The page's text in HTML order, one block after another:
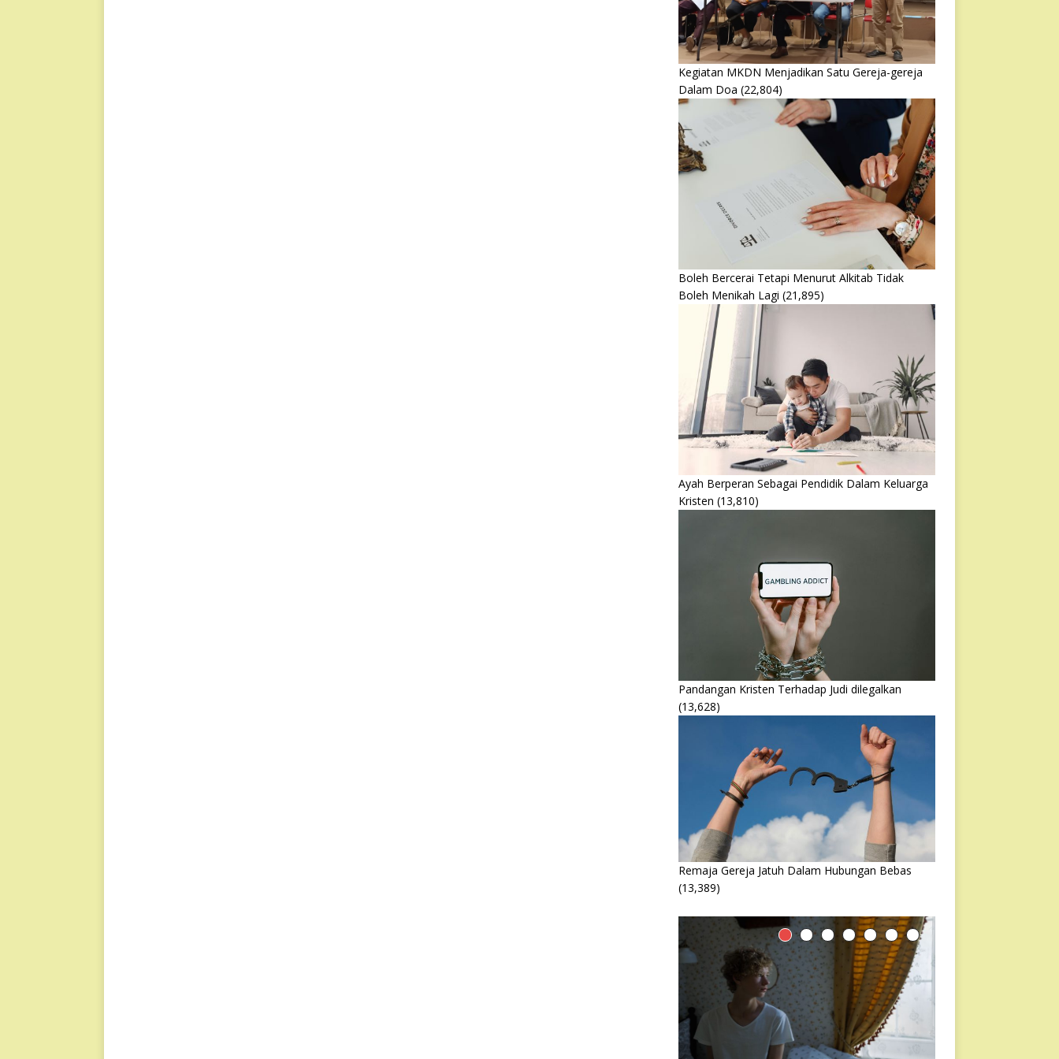
Kegiatan MKDN Menjadikan Satu Gereja-gereja
Dalam Doa (22,804)
Boleh Bercerai Tetapi Menurut Alkitab Tidak
Boleh Menikah Lagi (21,895)
Ayah Berperan Sebagai Pendidik Dalam Keluarga
Kristen (13,810)
Pandangan Kristen Terhadap Judi dilegalkan
(13,628)
Remaja Gereja Jatuh Dalam Hubungan Bebas
(13,389)